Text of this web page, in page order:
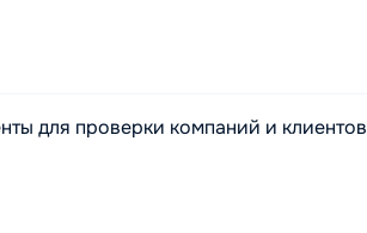
для проверки компаний и клиентов